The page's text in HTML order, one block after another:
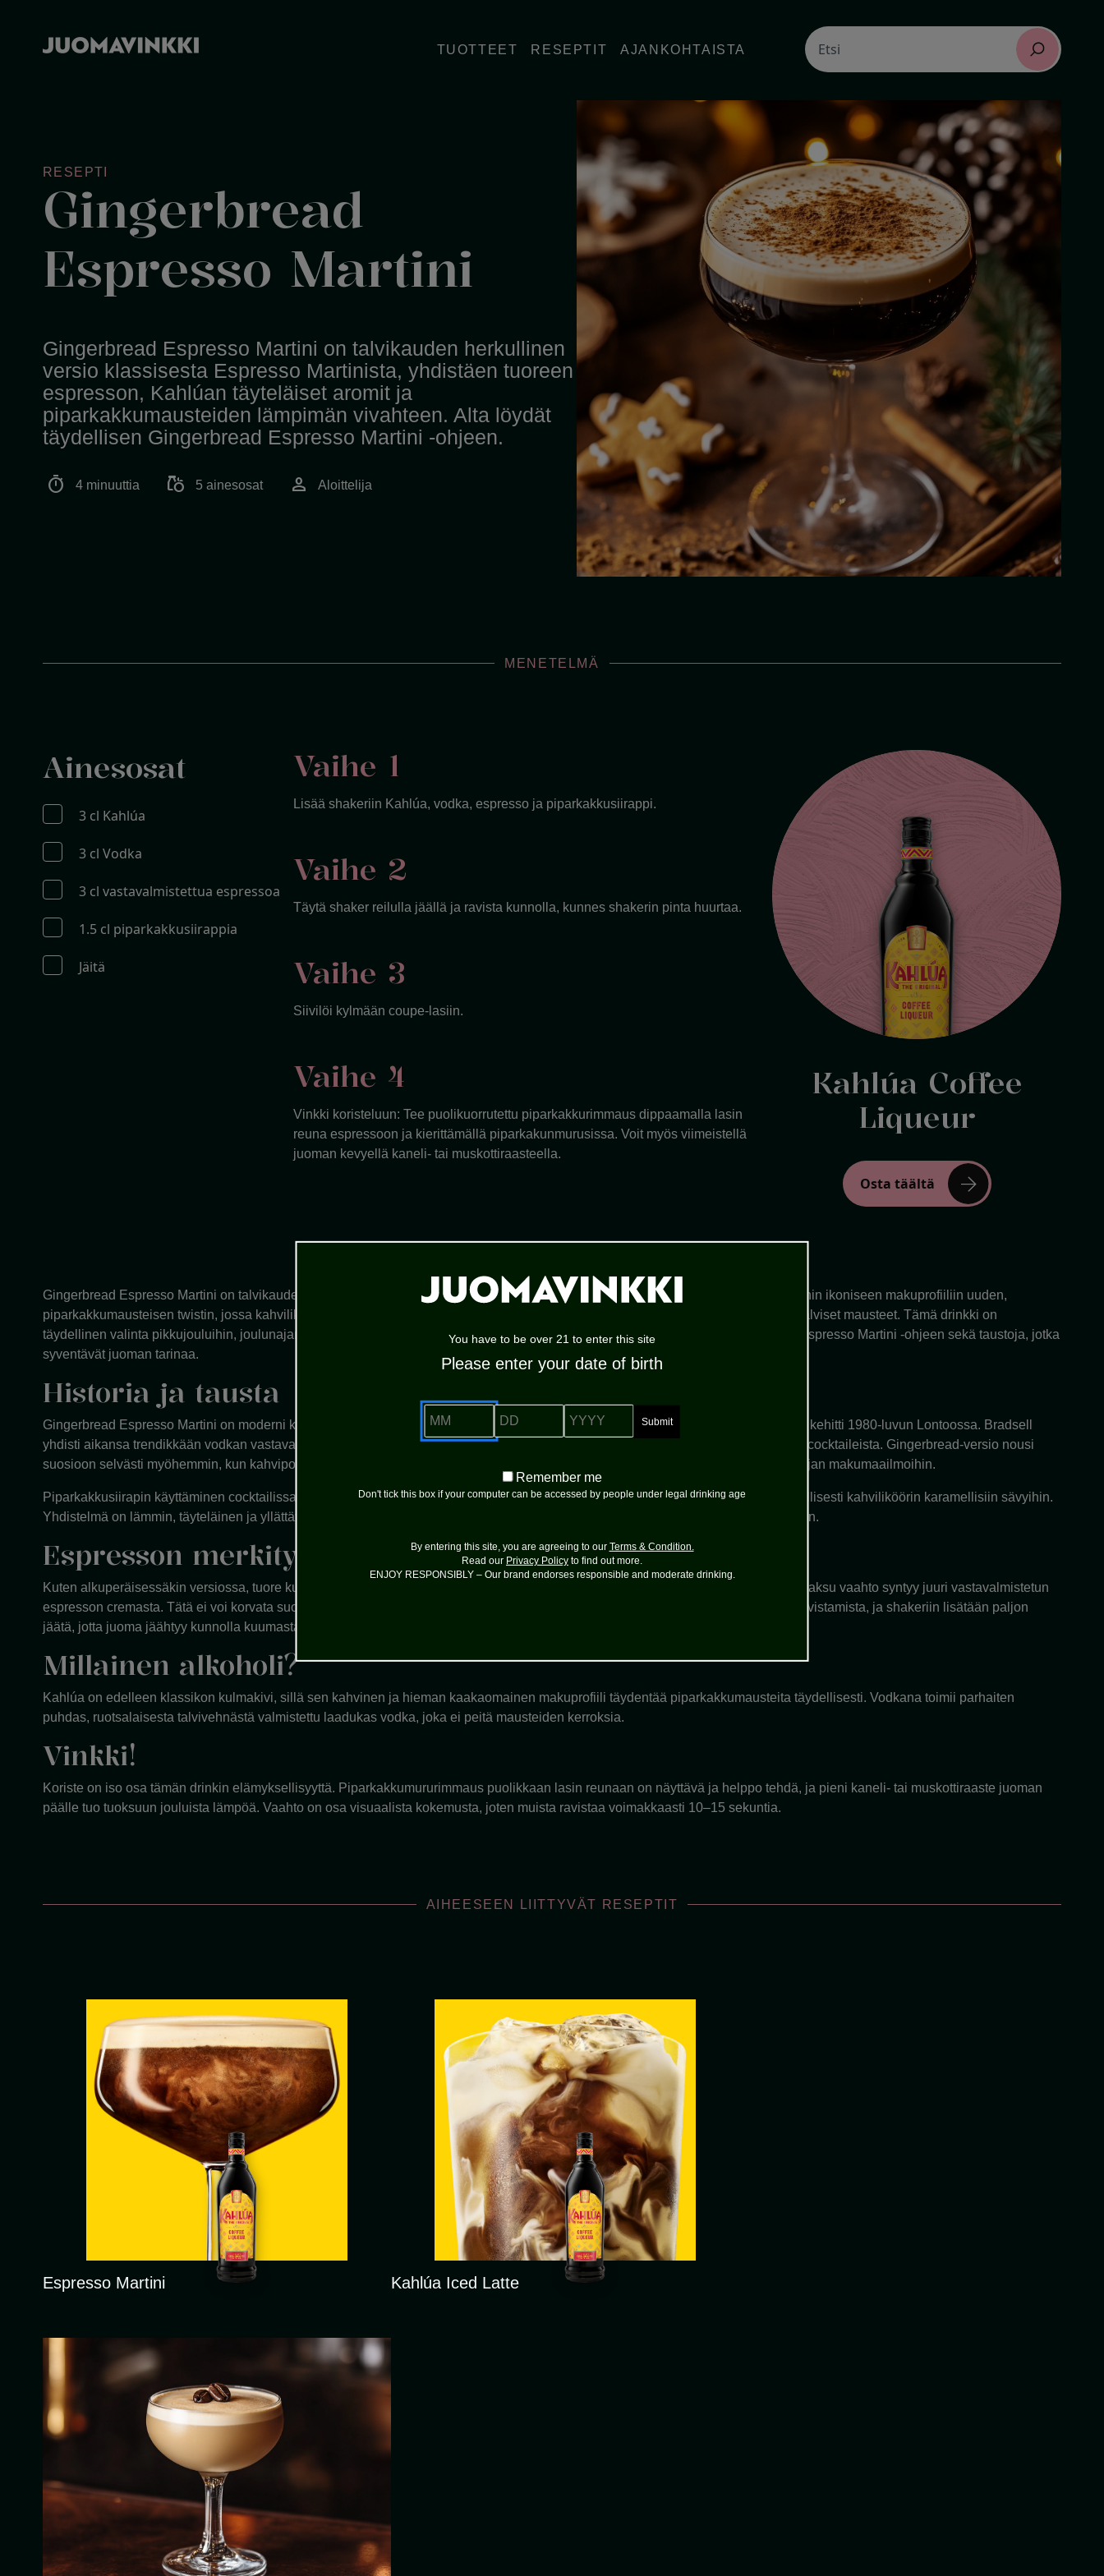
TUOTTEET RESEPTIT AJANKOHTAISTA
Search
for:
Etsi
RESEPTI
Gingerbread
Espresso Martini
Gingerbread Espresso Martini on talvikauden herkullinen
versio klassisesta Espresso Martinista, yhdistäen tuoreen
espresson, Kahlúan täyteläiset aromit ja
piparkakkumausteiden lämpimän vivahteen. Alta löydät
täydellisen Gingerbread Espresso Martini -ohjeen.
timer 4 minuuttia grocery 5 ainesosat person Aloittelija
MENETELMÄ
Ainesosat
3 cl Kahlúa
3 cl Vodka
3 cl vastavalmistettua espressoa
1.5 cl piparkakkusiirappia
Jäitä
Vaihe 1
Lisää shakeriin Kahlúa, vodka, espresso ja piparkakkusiirappi.
Vaihe 2
Täytä shaker reilulla jäällä ja ravista kunnolla, kunnes shakerin pinta huurtaa.
Vaihe 3
Siivilöi kylmään coupe-lasiin.
Vaihe 4
Vinkki koristeluun: Tee puolikuorrutettu piparkakkurimmaus dippaamalla lasin
reuna espressoon ja kierittämällä piparkakunmurusissa. Voit myös viimeistellä
juoman kevyellä kaneli- tai muskottiraasteella.
Kahlúa Coffee
Liqueur
Osta täältä arrow_forward
Gingerbread Espresso Martini on talvikauden juhlavin versio yhdestä maailman suosituimmista cocktaileista. Se tuo Espresso Martinin ikoniseen makuprofiiliin uuden,
piparkakkumausteisen twistin, jossa kahviliköörin pehmeät aromit, vodkan napakka runko ja kuuma espresso kohtaavat lämpimän talviset mausteet. Tämä drinkki on
täydellinen valinta pikkujouluihin, joulunajan illanistujaisiin tai talvi-iltojen jälkiruokakoktailiksi. Alta löydät täydellisen Gingerbread Espresso Martini -ohjeen sekä taustoja, jotka
syventävät juoman tarinaa.
Historia ja tausta
Gingerbread Espresso Martini on moderni kausiversio klassisesta Espresso Martinista, jonka brittiläinen baarilegenda Dick Bradsell kehitti 1980-luvun Lontoossa. Bradsell
yhdisti aikansa trendikkään vodkan vastavalmistettuun espressoon ja kahvilikööriin – ja loi samalla yhden aikamme tunnetuimmista cocktaileista. Gingerbread-versio nousi
suosioon selvästi myöhemmin, kun kahvipohjaisiin drinkkeihin alettiin etsiä sesonkikohtaisia variaatioita erityisesti talven ja joulun ajan makumaailmoihin.
Piparkakkusiirapin käyttäminen cocktailissa ei ole sattumaa: kaneli, inkivääri ja neilikka tuovat espressoon syvyyttä, joka sopii täydellisesti kahviliköörin karamellisiin sävyihin.
Yhdistelmä on lämmin, täyteläinen ja yllättävän tasapainoinen – vähän kuin perinteinen Espresso Martini olisi puettu talvijuhlia varten.
Espresson merkitys
Kuten alkuperäisessäkin versiossa, tuore kuuma espresso on Gingerbread Espresso Martinin sydän. Juoman ikoninen kermainen, paksu vaahto syntyy juuri vastavalmistetun
espresson cremasta. Tätä ei voi korvata suodatinkahvilla tai muilla kahvimenetelmillä. Espresso tulisi valmistaa aivan juuri ennen ravistamista, ja shakeriin lisätään paljon
jäätä, jotta juoma jäähtyy kunnolla kuumasta kahvista huolimatta.
Millainen alkoholi?
Kahlúa on edelleen klassikon kulmakivi, sillä sen kahvinen ja hieman kaakaomainen makuprofiili täydentää piparkakkumausteita täydellisesti. Vodkana toimii parhaiten
puhdas, ruotsalaisesta talvivehnästä valmistettu laadukas vodka, joka ei peitä mausteiden kerroksia.
Vinkki!
Koriste on iso osa tämän drinkin elämyksellisyyttä. Piparkakkumururimmaus puolikkaan lasin reunaan on näyttävä ja helppo tehdä, ja pieni kaneli- tai muskottiraaste juoman
päälle tuo tuoksuun jouluista lämpöä. Vaahto on osa visuaalista kokemusta, joten muista ravistaa voimakkaasti 10–15 sekuntia.
AIHEESEEN LIITTYVÄT RESEPTIT
Espresso Martini Kahlúa Iced Latte
You have to be over 21 to enter this site
Please enter your date of birth
MM DD YYYY
Remember
me
Remember me
Don't tick this box if your computer can be accessed by people under legal drinking age
By entering this site, you are agreeing to our Terms & Condition.
Read our Privacy Policy to find out more.
ENJOY RESPONSIBLY – Our brand endorses responsible and moderate drinking.